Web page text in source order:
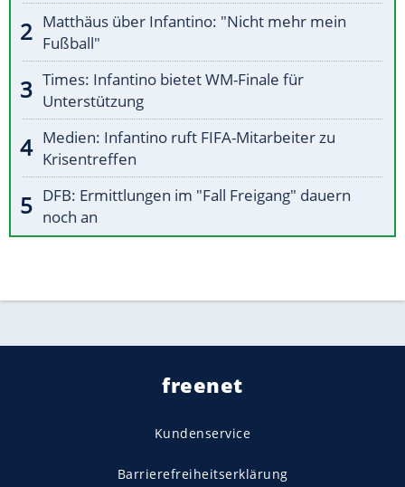
Matthäus über Infantino: "Nicht mehr mein
Fußball"
Times: Infantino bietet WM-Finale für
Unterstützung
Medien: Infantino ruft FIFA-Mitarbeiter zu
Krisentreffen
DFB: Ermittlungen im "Fall Freigang" dauern
noch an
freenet
Kundenservice
Barrierefreiheitserklärung